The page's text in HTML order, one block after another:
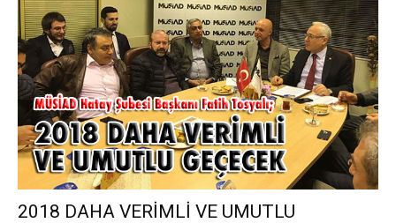
2018 DAHA VERİMLİ VE UMUTLU